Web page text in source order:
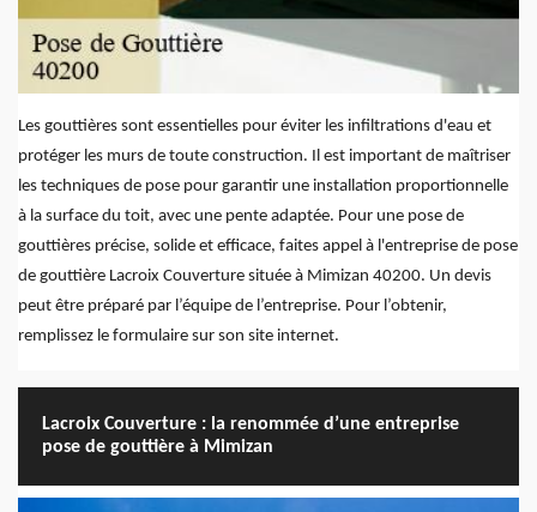
Les gouttières sont essentielles pour éviter les infiltrations d'eau et
protéger les murs de toute construction. Il est important de maîtriser
les techniques de pose pour garantir une installation proportionnelle
à la surface du toit, avec une pente adaptée. Pour une pose de
gouttières précise, solide et efficace, faites appel à l'entreprise de pose
de gouttière Lacroix Couverture située à Mimizan 40200. Un devis
peut être préparé par l’équipe de l’entreprise. Pour l’obtenir,
remplissez le formulaire sur son site internet.
Lacroix Couverture : la renommée d’une entreprise
pose de gouttière à Mimizan